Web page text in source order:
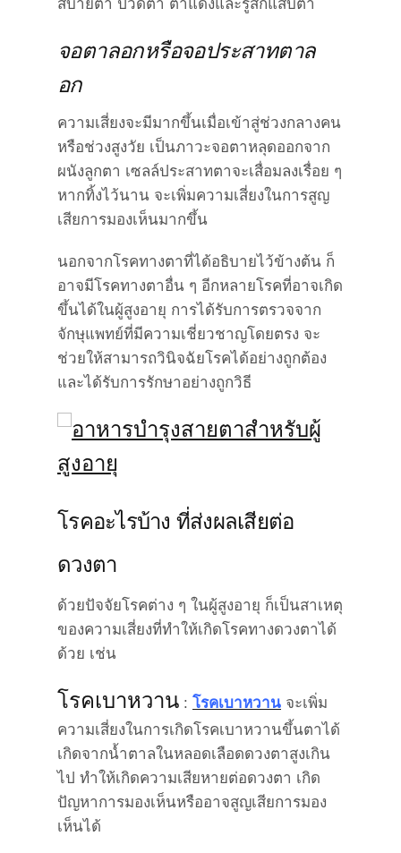
สบายตา ปวดตา ตาแดงและรู้สึกแสบตา
จอตาลอกหรือจอประสาทตาล
อก
ความเสี่ยงจะมีมากขึ้นเมื่อเข้าสู่ช่วงกลางคน
หรือช่วงสูงวัย เป็นภาวะจอตาหลุดออกจาก
ผนังลูกตา เซลล์ประสาทตาจะเสื่อมลงเรื่อย ๆ
หากทิ้งไว้นาน จะเพิ่มความเสี่ยงในการสูญ
เสียการมองเห็นมากขึ้น
นอกจากโรคทางตาที่ได้อธิบายไว้ข้างต้น ก็
อาจมีโรคทางตาอื่น ๆ อีกหลายโรคที่อาจเกิด
ขึ้นได้ในผู้สูงอายุ การได้รับการตรวจจาก
จักษุแพทย์ที่มีความเชี่ยวชาญโดยตรง จะ
ช่วยให้สามารถวินิจฉัยโรคได้อย่างถูกต้อง
และได้รับการรักษาอย่างถูกวิธี
โรคอะไรบ้าง ที่ส่งผลเสียต่อ
ดวงตา
ด้วยปัจจัยโรคต่าง ๆ ในผู้สูงอายุ ก็เป็นสาเหตุ
ของความเสี่ยงที่ทำให้เกิดโรคทางดวงตาได้
ด้วย เช่น
โรคเบาหวาน : โรคเบาหวาน จะเพิ่ม
ความเสี่ยงในการเกิดโรคเบาหวานขึ้นตาได้
เกิดจากน้ำตาลในหลอดเลือดดวงตาสูงเกิน
ไป ทำให้เกิดความเสียหายต่อดวงตา เกิด
ปัญหาการมองเห็นหรืออาจสูญเสียการมอง
เห็นได้